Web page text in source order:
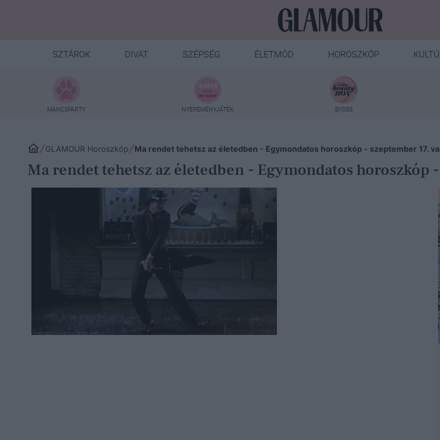
SZTÁROK DIVAT SZÉPSÉG ÉLETMÓD HOROSZKÓP
MANCSPARTY NYEREMÉNYJÁTÉK SYOSS
GLAMOUR Horoszkóp Ma rendet tehetsz az életedben - Egymondatos horoszkóp - szeptember 17.
Ma rendet tehetsz az életedben - Egymondatos horoszkóp